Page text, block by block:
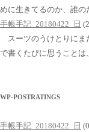
めに生きてるのか、誰
手帳手記_20180422_日
スーツのうけとりに
で書くたびに思うこと
WP-POSTRATINGS
手帳手記_20180422_日